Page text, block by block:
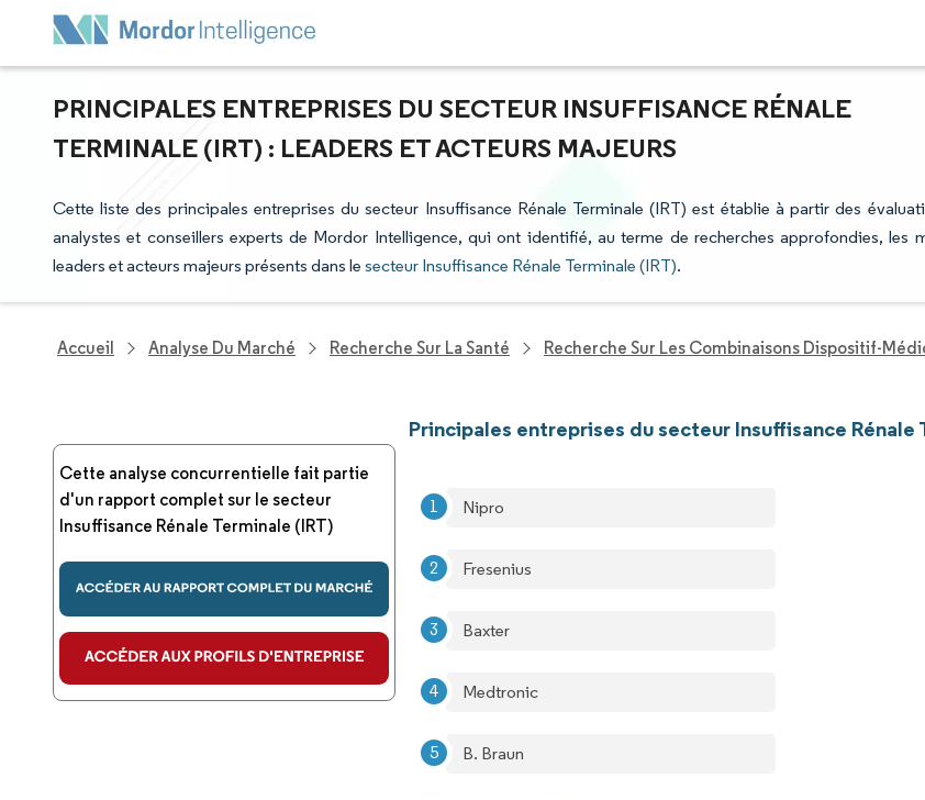
PRINCIPALES ENTREPRISES DU SECTEUR INSUFFISANCE RÉNALE
TERMINALE (IRT) : LEADERS ET ACTEURS MAJEURS
Cette liste des principales entreprises du secteur Insuffisance Rénale Terminale (IRT) est établie à partir des
analystes et conseillers experts de Mordor Intelligence, qui ont identifié, au terme de recherches approfondies, les
leaders et acteurs majeurs présents dans le secteur Insuffisance Rénale Terminale (IRT).
Accueil Analyse Du Marché Recherche Sur La Santé Recherche Sur Les Combinaisons Dispositif-
Cette analyse concurrentielle fait partie
d'un rapport complet sur le secteur
Insuffisance Rénale Terminale (IRT)
Principales entreprises du secteur Insuffisance Rénale
Nipro
Fresenius
Baxter
Medtronic
B. Braun